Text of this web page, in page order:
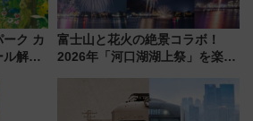
ク カ
ル解
富士山と花火の絶景コラボ！
2026年「河口湖湖上祭」を楽し